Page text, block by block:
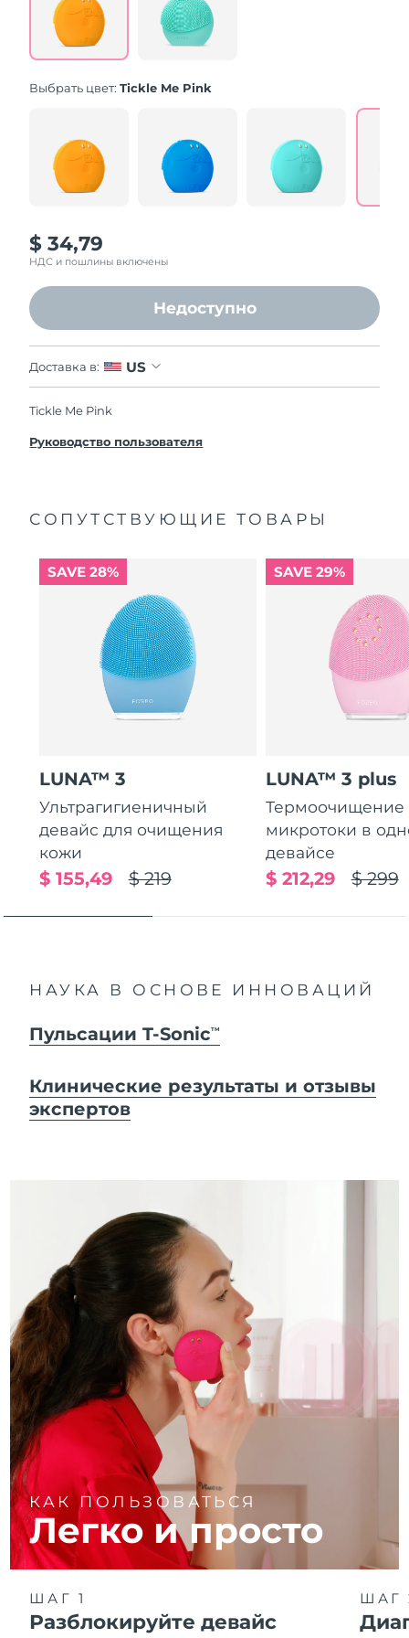
Same
page
link.
Выбрать цвет:Tickle Me Pink
$ 34,79
НДС и пошлины включены
Недоступно
Доставка в: US
Tickle Me Pink
Руководство пользователя
СОПУТСТВУЮЩИЕ ТОВАРЫ
SAVE 28%
LUNA™ 3
Ультрагигиеничный
девайс для очищения
кожи
$ 219
$ 155,49
SAVE 29%
LUNA™ 3 plus
Термоочищение
микротоки в
девайсе
$ 299
$ 212,29
НАУКА В ОСНОВЕ ИННОВАЦИЙ
Пульсации T-SonicTM
Клинические результаты и отзывы
экспертов
КАК ПОЛЬЗОВАТЬСЯ
Легко и просто
ШАГ 1
Разблокируйте девайс
ШАГ